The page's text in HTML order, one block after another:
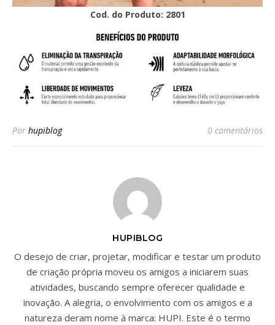
Cod. do Produto: 2801
Por hupiblog 0 comentários
HUPIBLOG
O desejo de criar, projetar, modificar e testar um produto
de criação própria moveu os amigos a iniciarem suas
atividades, buscando sempre oferecer qualidade e
inovação. A alegria, o envolvimento com os amigos e a
natureza deram nome à marca: HUPI. Este é o termo